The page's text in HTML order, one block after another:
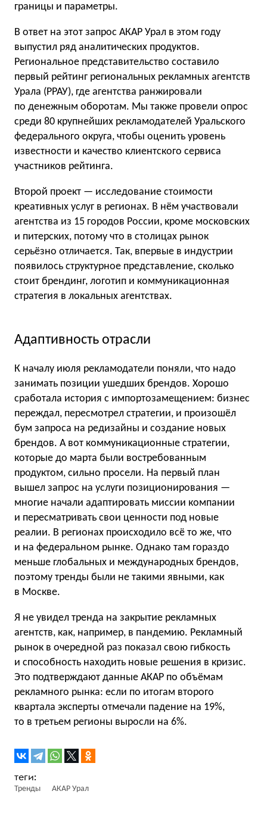
границы и параметры.
В ответ на этот запрос АКАР Урал в этом году
выпустил ряд аналитических продуктов.
Региональное представительство составило
первый рейтинг региональных рекламных агентств
Урала (РРАУ), где агентства ранжировали
по денежным оборотам. Мы также провели опрос
среди 80 крупнейших рекламодателей Уральского
федерального округа, чтобы оценить уровень
известности и качество клиентского сервиса
участников рейтинга.
Второй проект — исследование стоимости
креативных услуг в регионах. В нём участвовали
агентства из 15 городов России, кроме московских
и питерских, потому что в столицах рынок
серьёзно отличается. Так, впервые в индустрии
появилось структурное представление, сколько
стоит брендинг, логотип и коммуникационная
стратегия в локальных агентствах.
Адаптивность отрасли
К началу июля рекламодатели поняли, что надо
занимать позиции ушедших брендов. Хорошо
сработала история с импортозамещением: бизнес
переждал, пересмотрел стратегии, и произошёл
бум запроса на редизайны и создание новых
брендов. А вот коммуникационные стратегии,
которые до марта были востребованным
продуктом, сильно просели. На первый план
вышел запрос на услуги позиционирования —
многие начали адаптировать миссии компании
и пересматривать свои ценности под новые
реалии. В регионах происходило всё то же, что
и на федеральном рынке. Однако там гораздо
меньше глобальных и международных брендов,
поэтому тренды были не такими явными, как
в Москве.
Я не увидел тренда на закрытие рекламных
агентств, как, например, в пандемию. Рекламный
рынок в очередной раз показал свою гибкость
и способность находить новые решения в кризис.
Это подтверждают данные АКАР по объёмам
рекламного рынка: если по итогам второго
квартала эксперты отмечали падение на 19%,
то в третьем регионы выросли на 6%.
Тренды АКАР Урал